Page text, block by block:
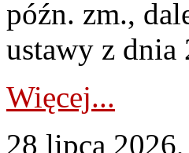
późn. zm.,
ustawy z dnia
Więcej...
28 lipca